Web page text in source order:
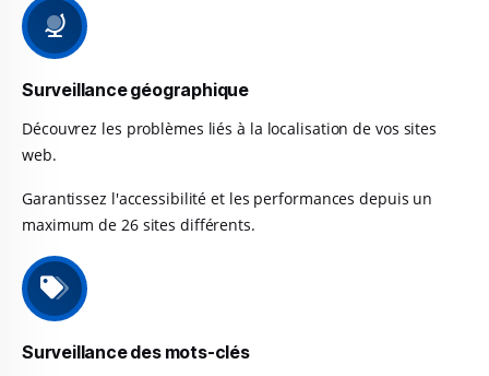
Surveillance géographique
Découvrez les problèmes liés à la localisation de vos sites
web.
Garantissez l'accessibilité et les performances depuis un
maximum de 26 sites différents.
Surveillance des mots-clés